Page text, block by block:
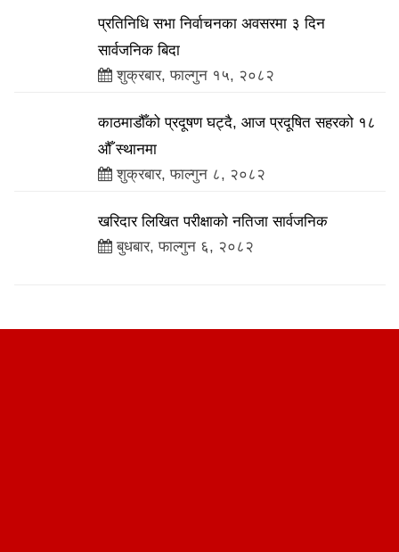
प्रतिनिधि सभा निर्वाचनका अवसरमा ३ दिन
सार्वजनिक बिदा
शुक्रबार, फाल्गुन १५, २०८२
काठमाडौँको प्रदूषण घट्दै, आज प्रदूषित सहरको १८
औँ स्थानमा
शुक्रबार, फाल्गुन ८, २०८२
खरिदार लिखित परीक्षाको नतिजा सार्वजनिक
बुधबार, फाल्गुन ६, २०८२